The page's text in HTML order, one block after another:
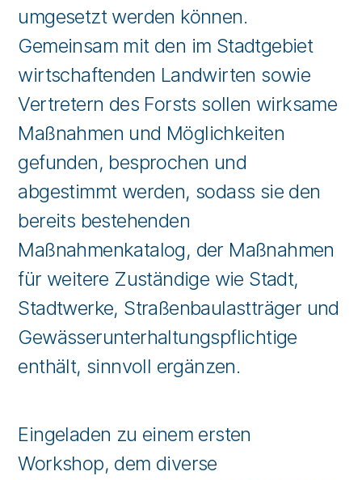
umgesetzt werden können.
Gemeinsam mit den im Stadtgebiet
wirtschaftenden Landwirten sowie
Vertretern des Forsts sollen wirksame
Maßnahmen und Möglichkeiten
gefunden, besprochen und
abgestimmt werden, sodass sie den
bereits bestehenden
Maßnahmenkatalog, der Maßnahmen
für weitere Zuständige wie Stadt,
Stadtwerke, Straßenbaulastträger und
Gewässerunterhaltungspflichtige
enthält, sinnvoll ergänzen.
Eingeladen zu einem ersten
Workshop, dem diverse